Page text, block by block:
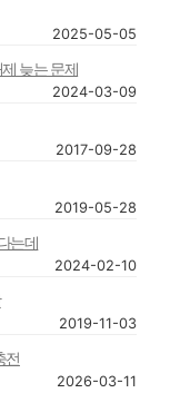
2025-05-05
늦는 문제
2024-03-09
2017-09-28
2019-05-28
는데
2024-02-10
2019-11-03
전
2026-03-11